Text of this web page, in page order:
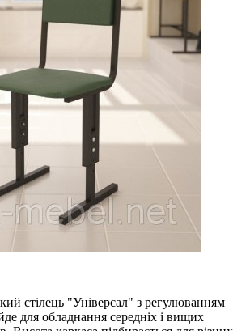
стілець "Універсал" з регулюванням
для обладнання середніх і вищих